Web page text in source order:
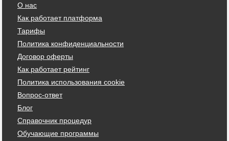
О нас
Как работает платформа
Тарифы
Политика конфиденциальности
Договор оферты
Как работает рейтинг
Политика использования cookie
Вопрос-ответ
Блог
Справочник процедур
Обучающие программы